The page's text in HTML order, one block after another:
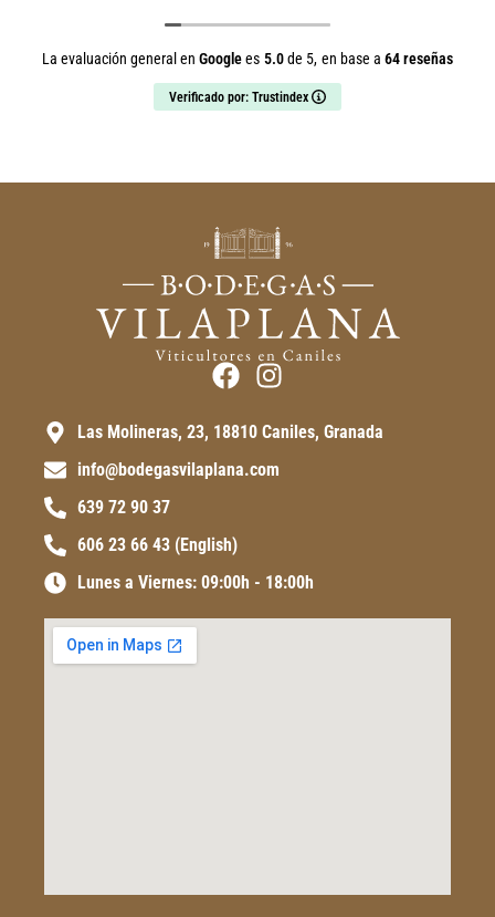
La evaluación general en Googlees 5.0de 5, en base a 64 reseñas
Verificado por: Trustindex
Las Molineras, 23, 18810 Caniles, Granada
info@bodegasvilaplana.com
639 72 90 37
606 23 66 43 (English)
Lunes a Viernes: 09:00h - 18:00h